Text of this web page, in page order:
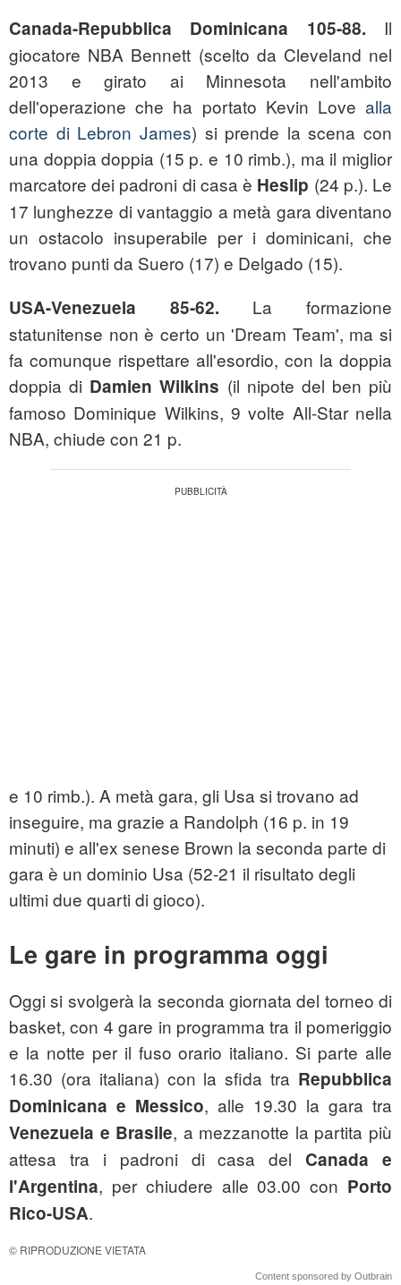
Canada-Repubblica Dominicana 105-88. Il
giocatore NBA Bennett (scelto da Cleveland nel
2013 e girato ai Minnesota nell'ambito
dell'operazione che ha portato Kevin Love alla
corte di Lebron James) si prende la scena con
una doppia doppia (15 p. e 10 rimb.), ma il miglior
marcatore dei padroni di casa è Heslip (24 p.). Le
17 lunghezze di vantaggio a metà gara diventano
un ostacolo insuperabile per i dominicani, che
trovano punti da Suero (17) e Delgado (15).
USA-Venezuela 85-62. La formazione
statunitense non è certo un 'Dream Team', ma si
fa comunque rispettare all'esordio, con la doppia
doppia di Damien Wilkins (il nipote del ben più
famoso Dominique Wilkins, 9 volte All-Star nella
NBA, chiude con 21 p.
e 10 rimb.). A metà gara, gli Usa si trovano ad
inseguire, ma grazie a Randolph (16 p. in 19
minuti) e all'ex senese Brown la seconda parte di
gara è un dominio Usa (52-21 il risultato degli
ultimi due quarti di gioco).
Le gare in programma oggi
Oggi si svolgerà la seconda giornata del torneo di
basket, con 4 gare in programma tra il pomeriggio
e la notte per il fuso orario italiano. Si parte alle
16.30 (ora italiana) con la sfida tra Repubblica
Dominicana e Messico, alle 19.30 la gara tra
Venezuela e Brasile, a mezzanotte la partita più
attesa tra i padroni di casa del Canada e
l'Argentina, per chiudere alle 03.00 con Porto
Rico-USA.
© RIPRODUZIONE VIETATA
Content sponsored by Outbrain